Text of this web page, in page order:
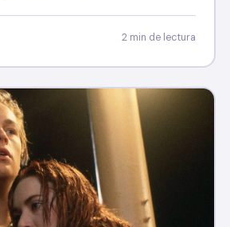
2 min de lectura